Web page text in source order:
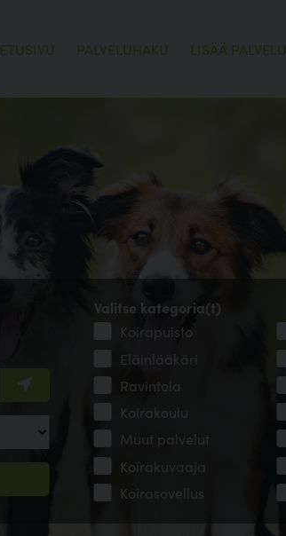
ETUSIVU PALVELUHAKU LISÄÄ PALVELU
Valitse kategoria(t)
Koirapuisto
Eläinlääkäri
Ravintola
Koirakoulu
Muut palvelut
Koirakuvaaja
Koirasovellus